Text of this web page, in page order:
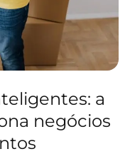
a
negócios